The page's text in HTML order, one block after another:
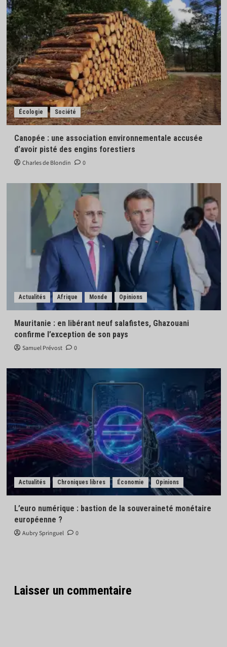
Écologie Société
Canopée : une association environnementale accusée
d’avoir pisté des engins forestiers
Charles de Blondin 0
Actualités Afrique Monde Opinions
Mauritanie : en libérant neuf salafistes, Ghazouani
confirme l’exception de son pays
Samuel Prévost 0
Actualités Chroniques libres Économie Opinions
L’euro numérique : bastion de la souveraineté monétaire
européenne ?
Aubry Springuel 0
Laisser un commentaire